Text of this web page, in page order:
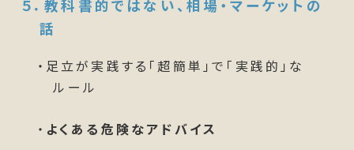
５．教科書的ではない、相場・マーケットの
話
・足立が実践する「超簡単」で「実践的」な
ルール
・ よくある危険なアドバイス